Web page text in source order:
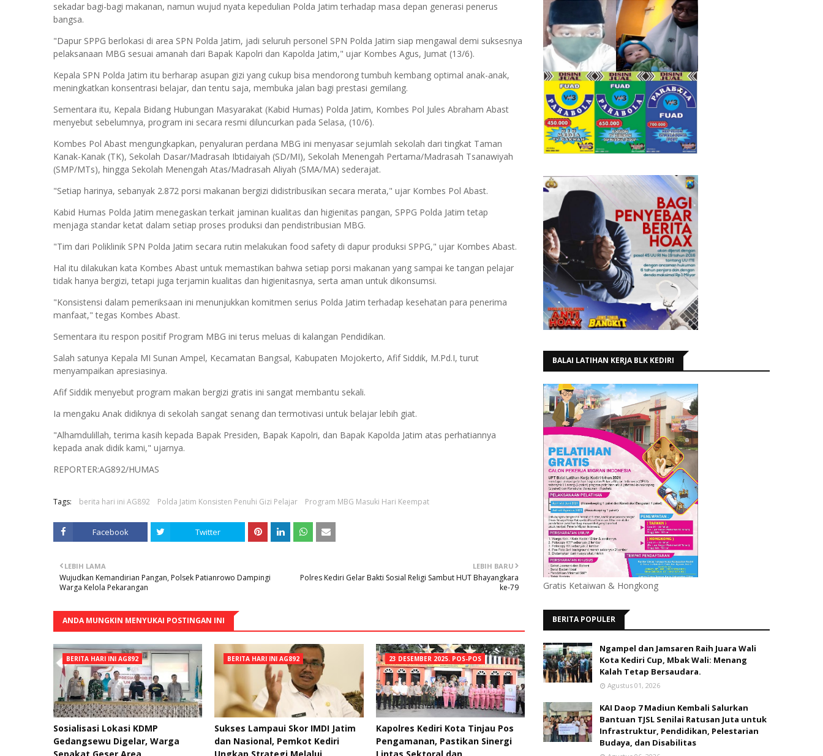
sekadar bagi-bagi makanan, namun wujud nyata kepedulian Polda Jatim terhadap masa depan generasi penerus
bangsa.
"Dapur SPPG berlokasi di area SPN Polda Jatim, jadi seluruh personel SPN Polda Jatim siap mengawal demi suksesnya
pelaksanaan MBG sesuai amanah dari Bapak Kapolri dan Kapolda Jatim," ujar Kombes Agus, Jumat (13/6).
Kepala SPN Polda Jatim itu berharap asupan gizi yang cukup bisa mendorong tumbuh kembang optimal anak-anak,
meningkatkan konsentrasi belajar, dan tentu saja, membuka jalan bagi prestasi gemilang.
Sementara itu, Kepala Bidang Hubungan Masyarakat (Kabid Humas) Polda Jatim, Kombes Pol Jules Abraham Abast
menyebut sebelumnya, program ini secara resmi diluncurkan pada Selasa, (10/6).
Kombes Pol Abast mengungkapkan, penyaluran perdana MBG ini menyasar sejumlah sekolah dari tingkat Taman
Kanak-Kanak (TK), Sekolah Dasar/Madrasah Ibtidaiyah (SD/MI), Sekolah Menengah Pertama/Madrasah Tsanawiyah
(SMP/MTs), hingga Sekolah Menengah Atas/Madrasah Aliyah (SMA/MA) sederajat.
"Setiap harinya, sebanyak 2.872 porsi makanan bergizi didistribusikan secara merata," ujar Kombes Pol Abast.
Kabid Humas Polda Jatim menegaskan terkait jaminan kualitas dan higienitas pangan, SPPG Polda Jatim tetap
menjaga standar ketat dalam setiap proses produksi dan pendistribusian MBG.
"Tim dari Poliklinik SPN Polda Jatim secara rutin melakukan food safety di dapur produksi SPPG," ujar Kombes Abast.
Hal itu dilakukan kata Kombes Abast untuk memastikan bahwa setiap porsi makanan yang sampai ke tangan pelajar
tidak hanya bergizi, tetapi juga terjamin kualitas dan higienitasnya, serta aman untuk dikonsumsi.
"Konsistensi dalam pemeriksaan ini menunjukkan komitmen serius Polda Jatim terhadap kesehatan para penerima
manfaat," tegas Kombes Abast.
Sementara itu respon positif Program MBG ini terus meluas di kalangan Pendidikan.
Salah satunya Kepala MI Sunan Ampel, Kecamatan Bangsal, Kabupaten Mojokerto, Afif Siddik, M.Pd.I, turut
menyampaikan apresiasinya.
Afif Siddik menyebut program makan bergizi gratis ini sangat membantu sekali.
Ia mengaku Anak didiknya di sekolah sangat senang dan termotivasi untuk belajar lebih giat.
"Alhamdulillah, terima kasih kepada Bapak Presiden, Bapak Kapolri, dan Bapak Kapolda Jatim atas perhatiannya
kepada anak didik kami," ujarnya.
REPORTER:AG892/HUMAS
Tags: berita hari ini AG892 Polda Jatim Konsisten Penuhi Gizi Pelajar Program MBG Masuki Hari Keempat
Facebook Twitter
LEBIH BARU
Polres Kediri Gelar Bakti Sosial Religi Sambut HUT Bhayangkara
ke-79
LEBIH LAMA
Wujudkan Kemandirian Pangan, Polsek Patianrowo Dampingi
Warga Kelola Pekarangan
ANDA MUNGKIN MENYUKAI POSTINGAN INI
BERITA HARI INI AG892
Sosialisasi Lokasi KDMP
Gedangsewu Digelar, Warga
BERITA HARI INI AG892
Sukses Lampaui Skor IMDI Jatim
dan Nasional, Pemkot Kediri
23 DESEMBER 2025. POS-POS
Kapolres Kediri Kota Tinjau Pos
Pengamanan, Pastikan Sinergi
BALAI LATIHAN KERJA BLK KEDIRI
Gratis Ketaiwan & Hongkong
BERITA POPULER
Ngampel dan Jamsaren Raih Juara Wali
Kota Kediri Cup, Mbak Wali: Menang
Kalah Tetap Bersaudara.
Agustus 01, 2026
KAI Daop 7 Madiun Kembali Salurkan
Bantuan TJSL Senilai Ratusan Juta untuk
Infrastruktur, Pendidikan, Pelestarian
Budaya, dan Disabilitas